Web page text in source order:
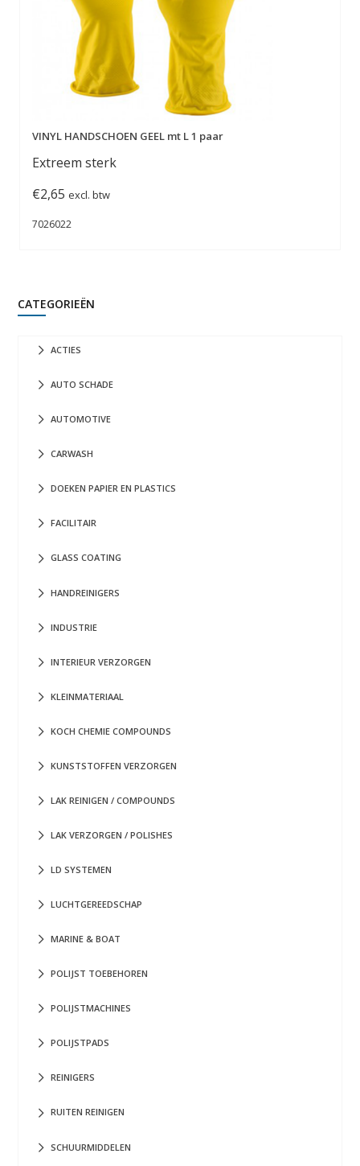
CATEGORIEËN
ACTIES
AUTO SCHADE
AUTOMOTIVE
CARWASH
DOEKEN PAPIER EN PLASTICS
FACILITAIR
GLASS COATING
HANDREINIGERS
INDUSTRIE
INTERIEUR VERZORGEN
KLEINMATERIAAL
KOCH CHEMIE COMPOUNDS
KUNSTSTOFFEN VERZORGEN
LAK REINIGEN / COMPOUNDS
LAK VERZORGEN / POLISHES
LD SYSTEMEN
LUCHTGEREEDSCHAP
MARINE & BOAT
POLIJST TOEBEHOREN
POLIJSTMACHINES
POLIJSTPADS
REINIGERS
RUITEN REINIGEN
SCHUURMIDDELEN
VINYL HANDSCHOEN GEEL mt L 1 paar
Extreem sterk
€2,65 excl. btw
7026022